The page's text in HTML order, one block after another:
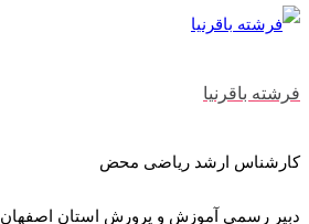
فرشته باقرنیا
کارشناس ارشد ریاضی محض
دبیر رسمی آموزش و پرورش استان اصفهان